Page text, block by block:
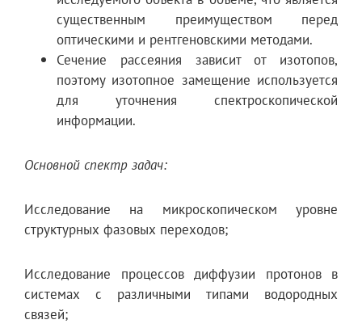
существенным преимуществом перед
оптическими и рентгеновскими методами.
Сечение рассеяния зависит от изотопов,
поэтому изотопное замещение используется
для уточнения спектроскопической
информации.
Основной спектр задач:
Исследование на микроскопическом уровне
структурных фазовых переходов;
Исследование процессов диффузии протонов в
системах с различными типами водородных
связей;